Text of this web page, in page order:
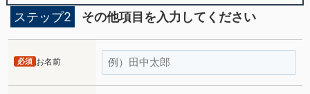
ステップ2 その他項目を入力してください
お名前
必須